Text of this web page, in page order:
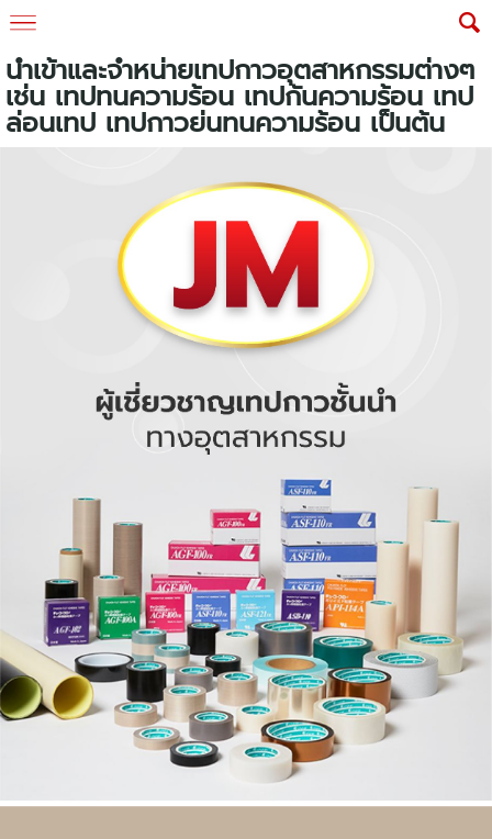
นำเข้าและจำหน่ายเทปกาวอุตสาหกรรมต่างๆ
เช่น เทปทนความร้อน เทปกันความร้อน เทป
ล่อนเทป เทปกาวย่นทนความร้อน เป็นต้น